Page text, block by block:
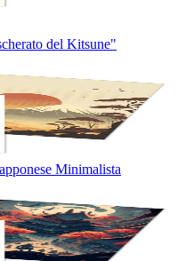
del Kitsune"
Minimalista